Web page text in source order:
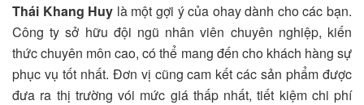
Thái Khang Huy là một gợi ý của ohay dành cho các bạn.
Công ty sở hữu đội ngũ nhân viên chuyên nghiệp, kiến
thức chuyên môn cao, có thể mang đến cho khách hàng sự
phục vụ tốt nhất. Đơn vị cũng cam kết các sản phẩm được
đưa ra thị trường vói mức giá thấp nhất, tiết kiệm chi phí